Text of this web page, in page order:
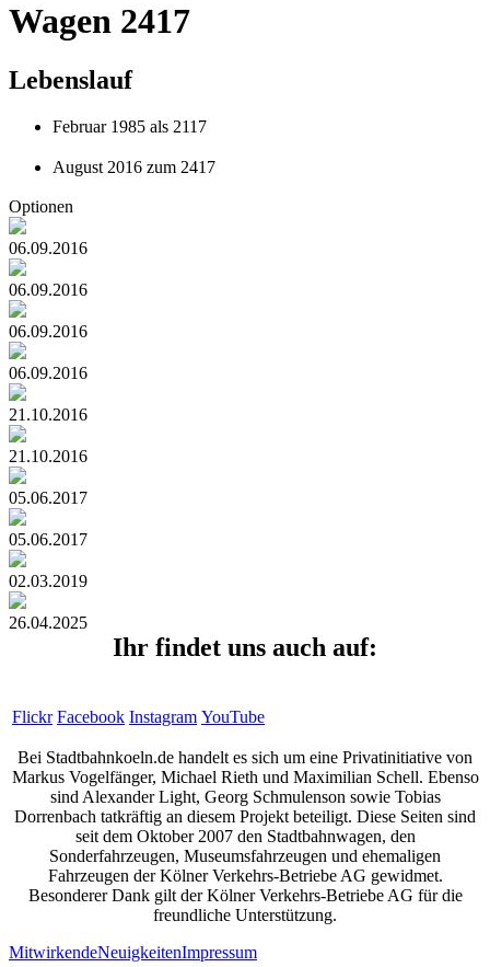
Wagen 2417
Lebenslauf
Februar 1985 als 2117
August 2016 zum 2417
Optionen
06.09.2016
06.09.2016
06.09.2016
06.09.2016
21.10.2016
21.10.2016
05.06.2017
05.06.2017
02.03.2019
26.04.2025
Ihr findet uns auch auf:
Flickr Facebook Instagram YouTube
Bei Stadtbahnkoeln.de handelt es sich um eine Privatinitiative von
Markus Vogelfänger, Michael Rieth und Maximilian Schell. Ebenso
sind Alexander Light, Georg Schmulenson sowie Tobias
Dorrenbach tatkräftig an diesem Projekt beteiligt. Diese Seiten sind
seit dem Oktober 2007 den Stadtbahnwagen, den
Sonderfahrzeugen, Museumsfahrzeugen und ehemaligen
Fahrzeugen der Kölner Verkehrs-Betriebe AG gewidmet.
Besonderer Dank gilt der Kölner Verkehrs-Betriebe AG für die
freundliche Unterstützung.
MitwirkendeNeuigkeitenImpressum